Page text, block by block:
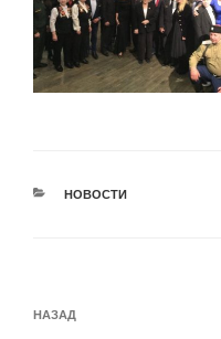
РУБРИКИ
НОВОСТИ
по
Предыдущая
НАЗАД